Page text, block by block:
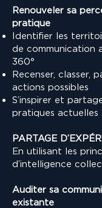
Renouveler sa
pratique
Identifier les
de communication
360°
Recenser, classer,
actions possibles
S’inspirer et
pratiques actuelles
PARTAGE
En utilisant les
d’intelligence
Auditer sa
existante